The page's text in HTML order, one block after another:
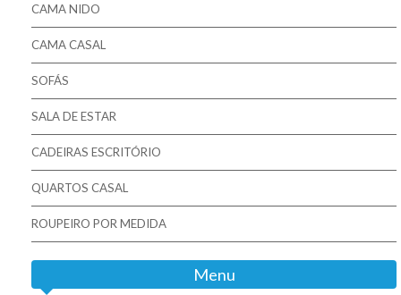
CAMA NIDO
CAMA CASAL
SOFÁS
SALA DE ESTAR
CADEIRAS ESCRITÓRIO
QUARTOS CASAL
ROUPEIRO POR MEDIDA
Menu